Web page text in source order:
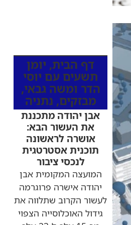
דף הבית, יומן
תשעים עם יוסי
הדר ומשה גבאי,
מבזקים, נתניה
אבן יהודה מתכננת
את העשור הבא:
אושרה לראשונה
תוכנית אסטרטגית
לנכסי ציבור
המועצה המקומית אבן
יהודה אישרה פרוגרמה
לעשור הקרוב שתלווה את
גידול האוכלוסייה הצפוי